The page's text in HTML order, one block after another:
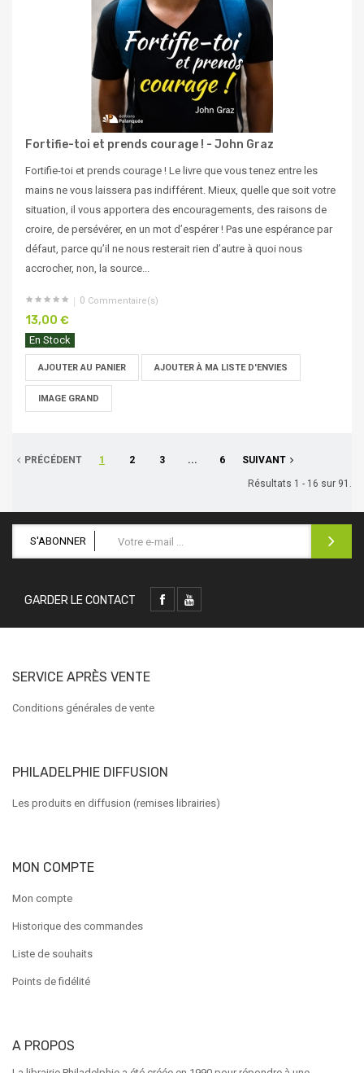
Fortifie-toi et prends courage ! - John Graz
Fortifie-toi et prends courage ! Le livre que vous tenez entre les
mains ne vous laissera pas indifférent. Mieux, quelle que soit votre
situation, il vous apportera des encouragements, des raisons de
croire, de persévérer, en un mot d’espérer ! Pas une espérance par
défaut, parce qu’il ne nous resterait rien d’autre à quoi nous
accrocher, non, la source...
0 Commentaire(s)
13,00 €
En Stock
AJOUTER AU PANIER AJOUTER À MA LISTE D'ENVIES
IMAGE GRAND
PRÉCÉDENT 1 2 3 ... 6 SUIVANT
Résultats 1 - 16 sur 91.
S'ABONNER
GARDER LE CONTACT
SERVICE APRÈS VENTE
Conditions générales de vente
PHILADELPHIE DIFFUSION
Les produits en diffusion (remises librairies)
MON COMPTE
Mon compte
Historique des commandes
Liste de souhaits
Points de fidélité
A PROPOS